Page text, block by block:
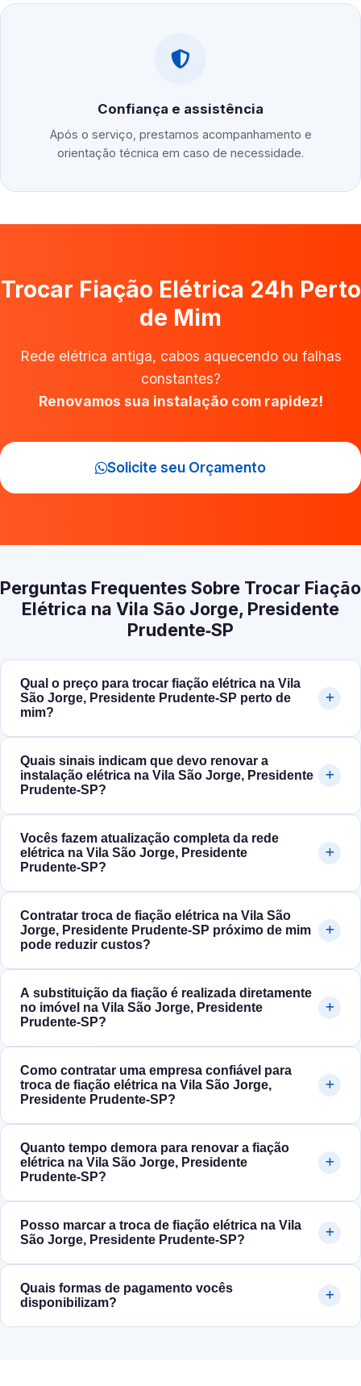
Confiança e assistência
Após o serviço, prestamos acompanhamento e
orientação técnica em caso de necessidade.
Trocar Fiação Elétrica 24h Perto
de Mim
Rede elétrica antiga, cabos aquecendo ou falhas
constantes?
Renovamos sua instalação com rapidez!
Solicite seu Orçamento
Perguntas Frequentes Sobre Trocar Fiação
Elétrica na Vila São Jorge, Presidente
Prudente‑SP
Qual o preço para trocar fiação elétrica na Vila
São Jorge, Presidente Prudente‑SP perto de
mim?
Quais sinais indicam que devo renovar a
instalação elétrica na Vila São Jorge, Presidente
Prudente‑SP?
Vocês fazem atualização completa da rede
elétrica na Vila São Jorge, Presidente
Prudente‑SP?
Contratar troca de fiação elétrica na Vila São
Jorge, Presidente Prudente‑SP próximo de mim
pode reduzir custos?
A substituição da fiação é realizada diretamente
no imóvel na Vila São Jorge, Presidente
Prudente‑SP?
Como contratar uma empresa confiável para
troca de fiação elétrica na Vila São Jorge,
Presidente Prudente‑SP?
Quanto tempo demora para renovar a fiação
elétrica na Vila São Jorge, Presidente
Prudente‑SP?
Posso marcar a troca de fiação elétrica na Vila
São Jorge, Presidente Prudente‑SP?
Quais formas de pagamento vocês
disponibilizam?